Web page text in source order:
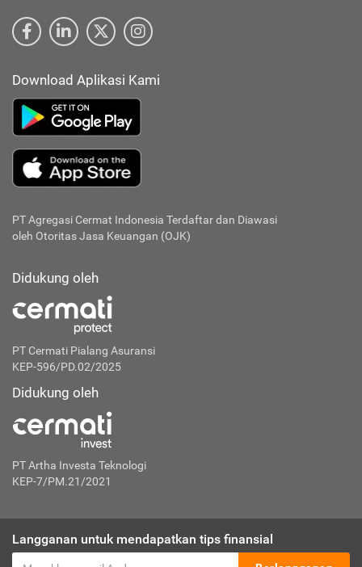
Download Aplikasi Kami
PT Agregasi Cermat Indonesia Terdaftar dan Diawasi
oleh Otoritas Jasa Keuangan (OJK)
Didukung oleh
PT Cermati Pialang Asuransi
KEP-596/PD.02/2025
Didukung oleh
PT Artha Investa Teknologi
KEP-7/PM.21/2021
Langganan untuk mendapatkan tips finansial